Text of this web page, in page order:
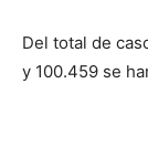
Del total de
y 100.459 se